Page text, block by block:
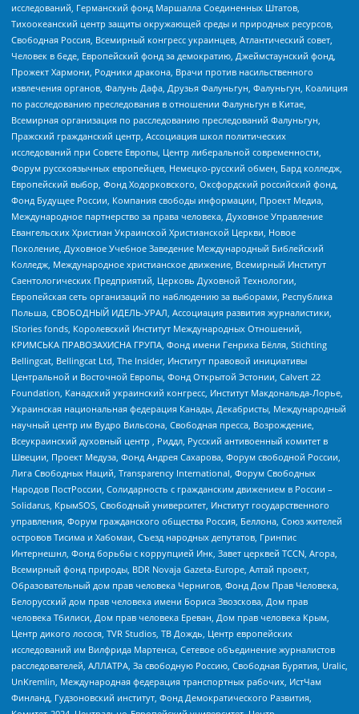
исследований, Германский фонд Маршалла Соединенных Штатов,
Тихоокеанский центр защиты окружающей среды и природных ресурсов,
Свободная Россия, Всемирный конгресс украинцев, Атлантический совет,
Человек в беде, Европейский фонд за демократию, Джеймстаунский фонд,
Прожект Хармони, Родники дракона, Врачи против насильственного
извлечения органов, Фалунь Дафа, Друзья Фалуньгун, Фалуньгун, Коалиция
по расследованию преследования в отношении Фалуньгун в Китае,
Всемирная организация по расследованию преследований Фалуньгун,
Пражский гражданский центр, Ассоциация школ политических
исследований при Совете Европы, Центр либеральной современности,
Форум русскоязычных европейцев, Немецко-русский обмен, Бард колледж,
Европейский выбор, Фонд Ходорковского, Оксфордский российский фонд,
Фонд Будущее России, Компания свободы информации, Проект Медиа,
Международное партнерство за права человека, Духовное Управление
Евангельских Христиан Украинской Христианской Церкви, Новое
Поколение, Духовное Учебное Заведение Международный Библейский
Колледж, Международное христианское движение, Всемирный Институт
Саентологических Предприятий, Церковь Духовной Технологии,
Европейская сеть организаций по наблюдению за выборами, Республика
Польша, СВОБОДНЫЙ ИДЕЛЬ-УРАЛ, Ассоциация развития журналистики,
IStories fonds, Королевский Институт Международных Отношений,
КРИМСЬКА ПРАВОЗАХИСНА ГРУПА, Фонд имени Генриха Бёлля, Stichting
Bellingcat, Bellingcat Ltd, The Insider, Институт правовой инициативы
Центральной и Восточной Европы, Фонд Открытой Эстонии, Calvert 22
Foundation, Канадский украинский конгресс, Институт Макдональда-Лорье,
Украинская национальная федерация Канады, Декабристы, Международный
научный центр им Вудро Вильсона, Свободная пресса, Возрождение,
Всеукраинский духовный центр , Риддл, Русский антивоенный комитет в
Швеции, Проект Медуза, Фонд Андрея Сахарова, Форум свободной России,
Лига Свободных Наций, Transparеncy International, Форум Свободных
Народов ПостРоссии, Солидарность с гражданским движением в России –
Solidarus, КрымSOS, Свободный университет, Институт государственного
управления, Форум гражданского общества Россия, Беллона, Союз жителей
островов Тисима и Хабомаи, Съезд народных депутатов, Гринпис
Интернешнл, Фонд борьбы с коррупцией Инк, Завет церквей TCCN, Агора,
Всемирный фонд природы, BDR Novaja Gazeta-Europe, Алтай проект,
Образовательный дом прав человека Чернигов, Фонд Дом Прав Человека,
Белорусский дом прав человека имени Бориса Звозскова, Дом прав
человека Тбилиси, Дом прав человека Ереван, Дом прав человека Крым,
Центр дикого лосося, TVR Studios, ТВ Дождь, Центр европейских
исследований им Вилфрида Мартенса, Сетевое объединение журналистов
расследователей, АЛЛАТРА, За свободную Россию, Свободная Бурятия, Uralic,
UnKremlin, Международная федерация транспортных рабочих, ИстЧам
Финланд, Гудзоновский институт, Фонд Демократического Развития,